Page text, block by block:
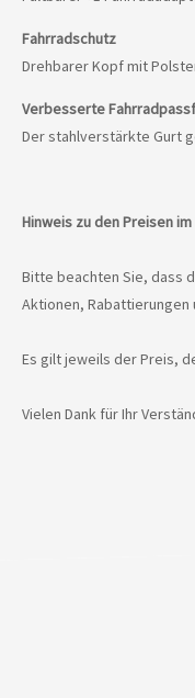
Fahrradschutz
Drehbarer Kopf mit
Verbesserte
Der stahlverstärkte Gurt
Hinweis zu den Preisen
Bitte beachten Sie, dass
Aktionen,
Es gilt jeweils der Preis,
Vielen Dank für Ihr